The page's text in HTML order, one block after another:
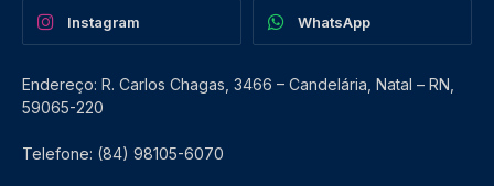
Instagram WhatsApp
Endereço: R. Carlos Chagas, 3466 – Candelária, Natal – RN,
59065-220
Telefone: (84) 98105-6070